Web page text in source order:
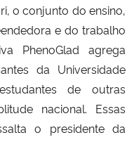
o conjunto do ensino,
e do trabalho
PhenoGlad agrega
da Universidade
de outras
nacional. Essas
o presidente da